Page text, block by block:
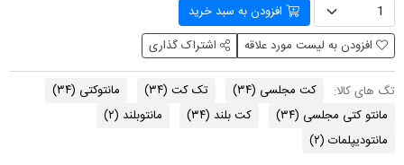
افزودن به سبد خرید
افزودن به لیست مورد علاقه
اشتراک گذاری
تگ های کالا: کت مجلسی (۳۴) تک کت (۳۴) مانتوکتی (۳۴)
مانتو کتی مجلسی (۳۴) کت بلند (۳۴) مانتوبلند (۲)
مانتودیپلمات (۲)